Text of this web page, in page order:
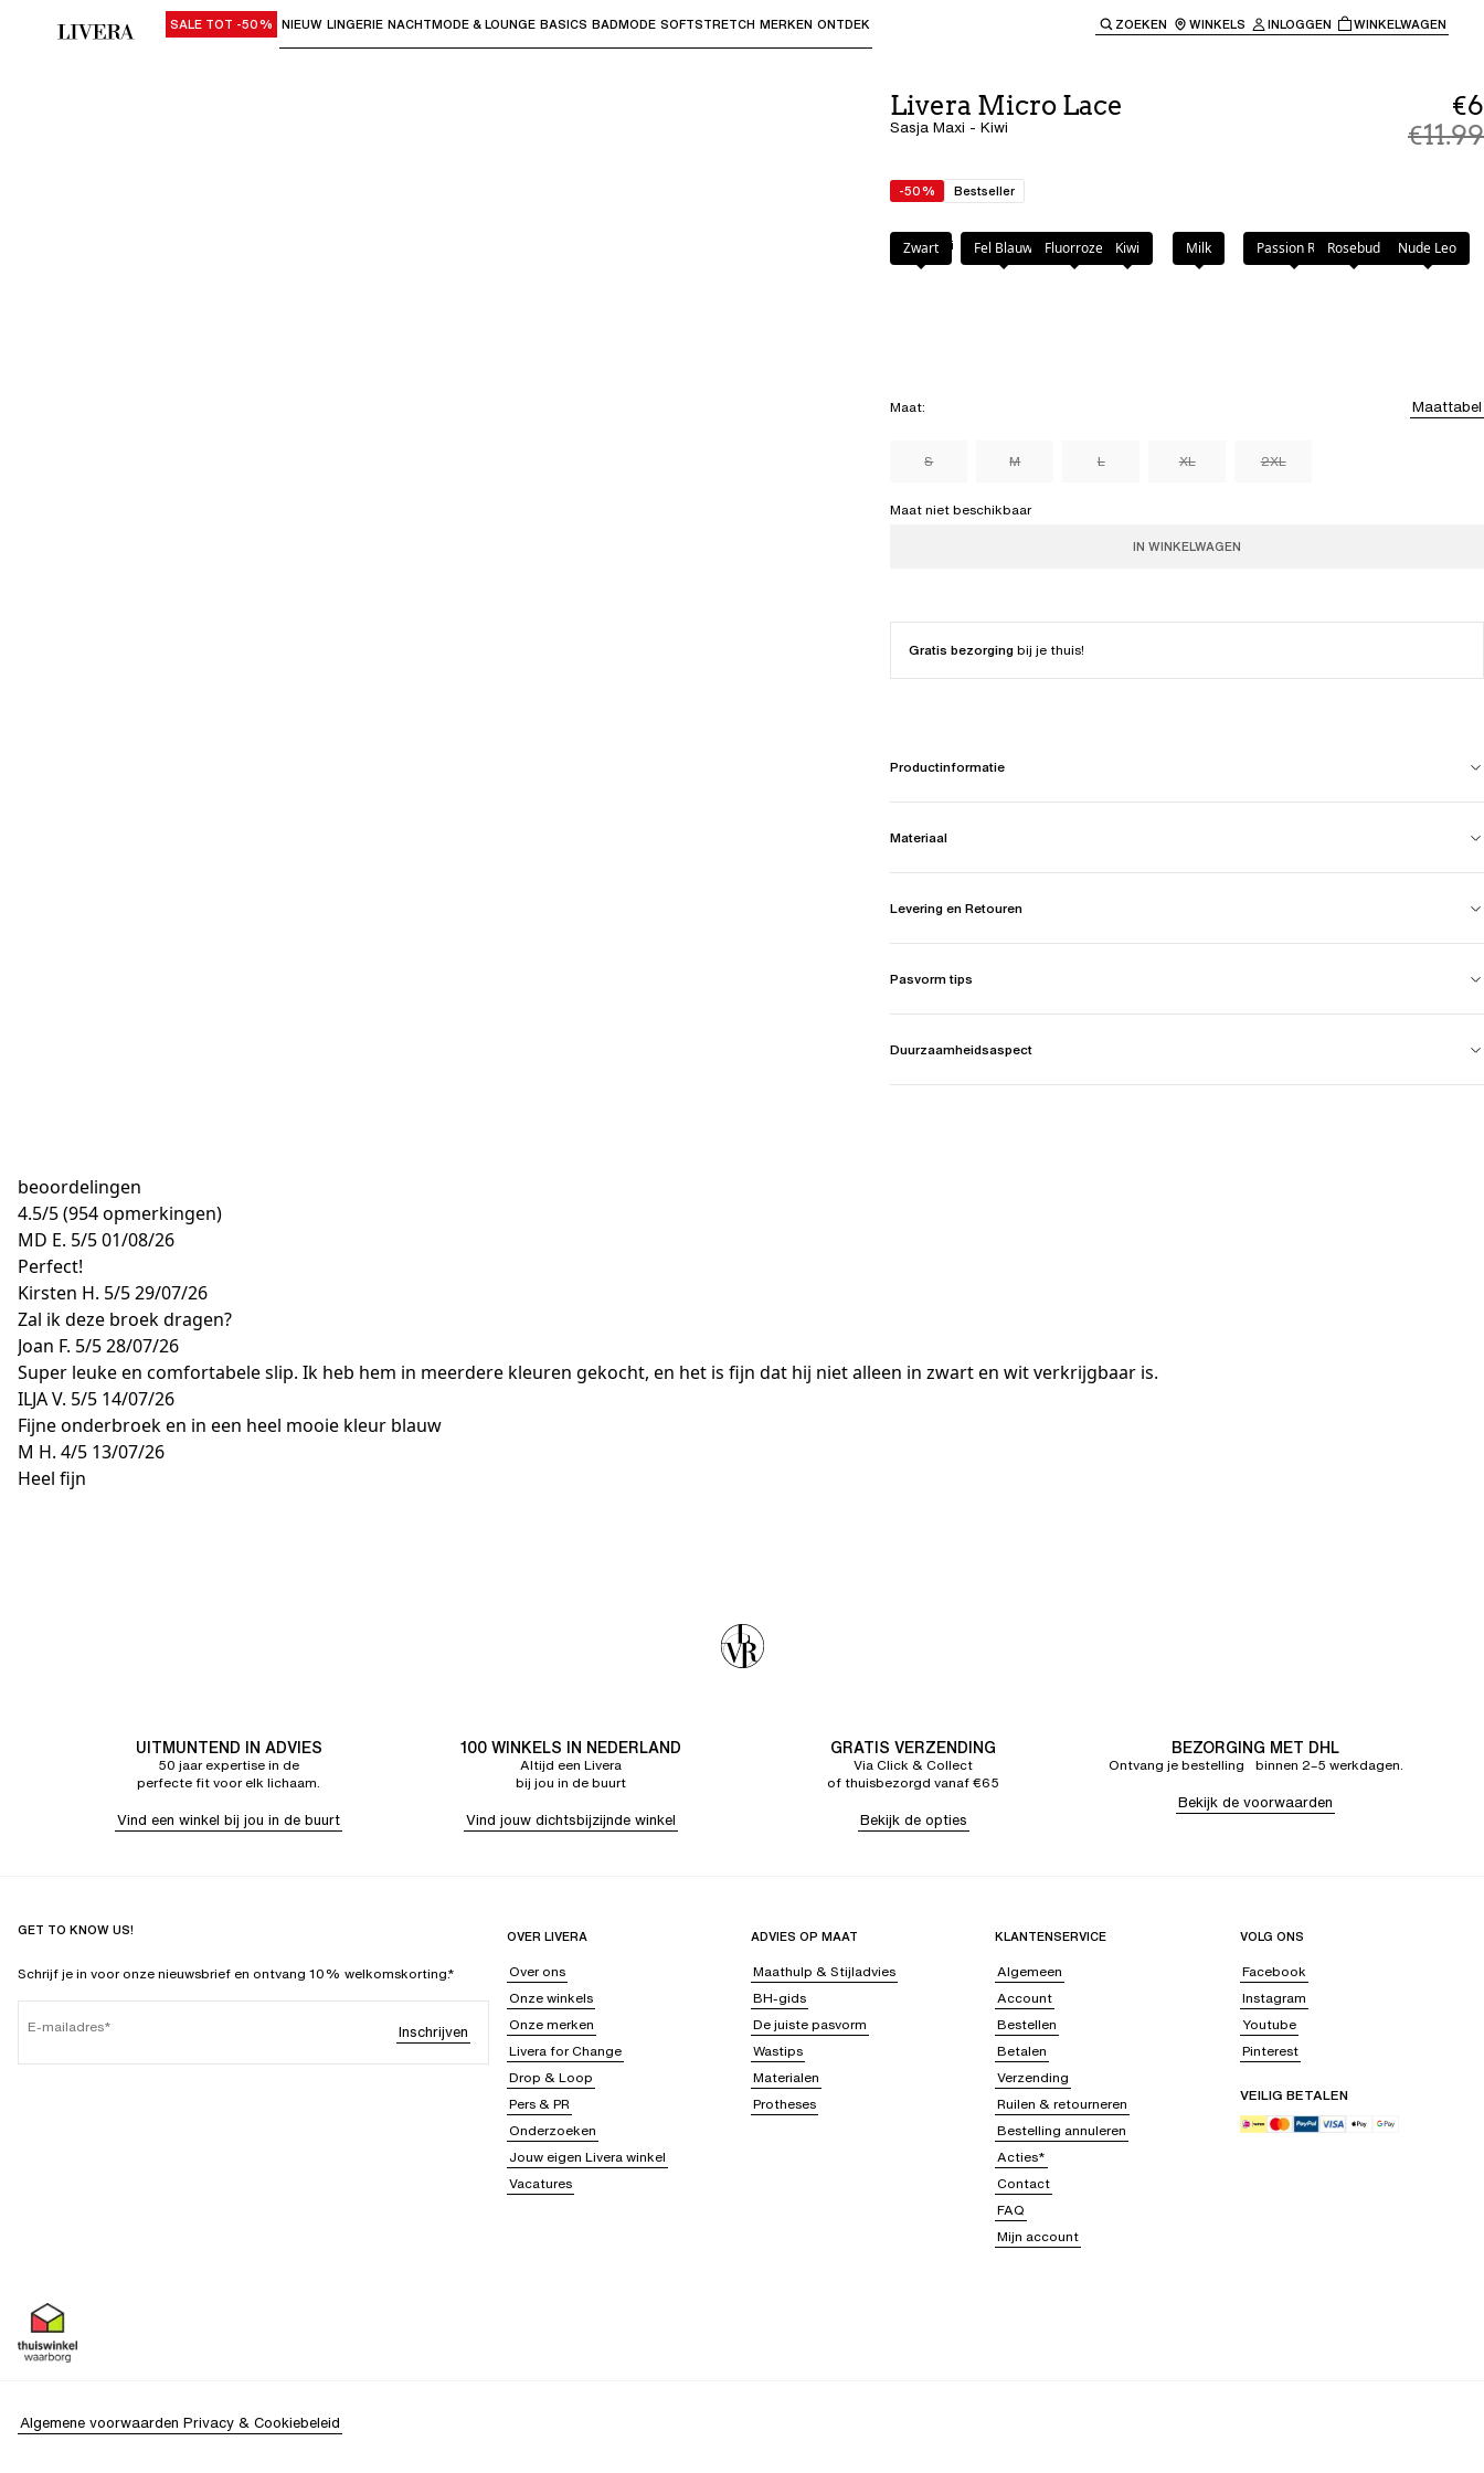
Gebruik "Pijl omlaag" of "Enter" om submenu's te openen en "Pijl omhoog" of "Escape" om terug te keren naar de hoofdnavigatie.
SALE TOT -50% NIEUW LINGERIE NACHTMODE & LOUNGE BASICS BADMODE SOFTSTRETCH MERKEN ONTDEK ZOEKEN WINKELS INLOGGEN WINKELWAGEN
Livera Micro Lace
Sasja Maxi - Kiwi
€6
€11.99
-50% Bestseller
Kleur: Kiwi
Zwart Fel Blauw Fluorroze Kiwi Milk Passion RedRosebud Nude Leo
Maat: Maattabel
S M L XL 2XL
Maat niet beschikbaar
IN WINKELWAGEN
Gratis bezorgingbij je thuis!
Productinformatie
Materiaal
Levering en Retouren
Pasvorm tips
Duurzaamheidsaspect
beoordelingen
4.5/5(954 opmerkingen)
MD E. 5/501/08/26
Perfect!
Kirsten H. 5/529/07/26
Zal ik deze broek dragen?
Joan F. 5/528/07/26
Super leuke en comfortabele slip. Ik heb hem in meerdere kleuren gekocht, en het is fijn dat hij niet alleen in zwart en wit verkrijgbaar is.
ILJA V. 5/5 14/07/26
Fijne onderbroek en in een heel mooie kleur blauw
M H. 4/5 13/07/26
Heel fijn
UITMUNTEND IN ADVIES
50 jaar expertise in de
perfecte fit voor elk lichaam.
Vind een winkel bij jou in de buurt
100 WINKELS IN NEDERLAND
Altijd een Livera
bij jou in de buurt
Vind jouw dichtsbijzijnde winkel
GRATIS VERZENDING
Via Click & Collect
of thuisbezorgd vanaf €65
Bekijk de opties
BEZORGING MET DHL
Ontvang je bestelling binnen 2–5 werkdagen.
Bekijk de voorwaarden
GET TO KNOW US!
Schrijf je in voor onze nieuwsbrief en ontvang 10% welkomskorting.*
E-mailadres Inschrijven
OVER LIVERA
Over ons
Onze winkels
Onze merken
Livera for Change
Drop & Loop
Pers & PR
Onderzoeken
Jouw eigen Livera winkel
Vacatures
ADVIES OP MAAT
Maathulp & Stijladvies
BH-gids
De juiste pasvorm
Wastips
Materialen
Protheses
KLANTENSERVICE
Algemeen
Account
Bestellen
Betalen
Verzending
Ruilen & retourneren
Bestelling annuleren
Acties*
Contact
FAQ
Mijn account
VOLG ONS
Facebook
Instagram
Youtube
Pinterest
VEILIG BETALEN
Algemene voorwaarden Privacy & Cookiebeleid